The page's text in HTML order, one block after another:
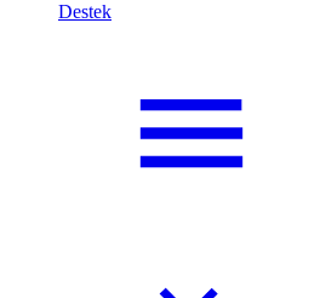
Destek